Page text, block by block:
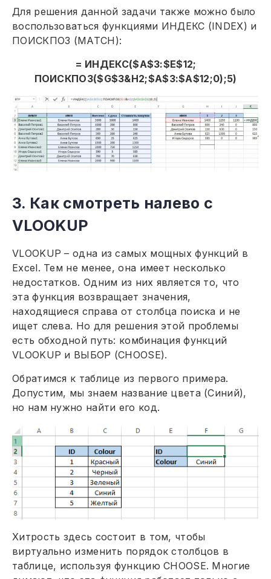
Для решения данной задачи также можно было
воспользоваться функциями ИНДЕКС (INDEX) и
ПОИСКПОЗ (MATCH):
= ИНДЕКС($A$3:$E$12;
ПОИСКПОЗ($G$3&H2;$A$3:$A$12;0);5)
3. Как смотреть налево с
VLOOKUP
VLOOKUP – одна из самых мощных функций в
Excel. Тем не менее, она имеет несколько
недостатков. Одним из них является то, что
эта функция возвращает значения,
находящиеся справа от столбца поиска и не
ищет слева. Но для решения этой проблемы
есть обходной путь: комбинация функций
VLOOKUP и ВЫБОР (CHOOSE).
Обратимся к таблице из первого примера.
Допустим, мы знаем название цвета (Синий),
но нам нужно найти его код.
Хитрость здесь состоит в том, чтобы
виртуально изменить порядок столбцов в
таблице, используя функцию CHOOSE. Многие